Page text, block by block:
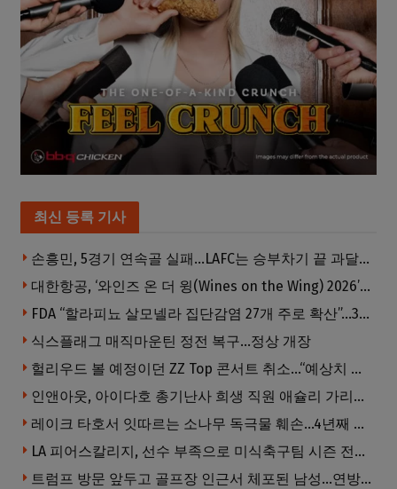
최신 등록 기사
손흥민, 5경기 연속골 실패…LAFC는 승부차기 끝 과달라하라 격파
대한항공, ‘와인즈 온 더 윙(Wines on the Wing) 2026’ 5개 부문 수상
FDA “할라피뇨 살모넬라 집단감염 27개 주로 확산”…345명 감염·36명 입원
식스플래그 매직마운틴 정전 복구…정상 개장
헐리우드 볼 예정이던 ZZ Top 콘서트 취소…“예상치 못한 인력 문제”
인앤아웃, 아이다호 총기난사 희생 직원 애슐리 가리베이 추모
레이크 타호서 잇따르는 소나무 독극물 훼손…4년째 용의자 오리무중
LA 피어스칼리지, 선수 부족으로 미식축구팀 시즌 전격 중단
트럼프 방문 앞두고 골프장 인근서 체포된 남성…연방 총기 혐의 적용